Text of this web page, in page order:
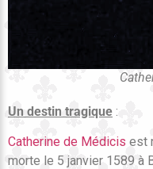
Un destin tragique :
Catherine de Médicis est
morte le 5 janvier 1589 à